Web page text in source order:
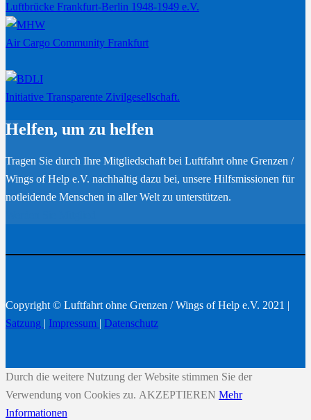
Luftbrücke Frankfurt-Berlin 1948-1949 e.V.
Air Cargo Community Frankfurt
Initiative Transparente Zivilgesellschaft.
Helfen, um zu helfen
Tragen Sie durch Ihre Mitgliedschaft bei Luftfahrt ohne Grenzen /
Wings of Help e.V. nachhaltig dazu bei, unsere Hilfsmissionen für
notleidende Menschen in aller Welt zu unterstützen.
Copyright © Luftfahrt ohne Grenzen / Wings of Help e.V. 2021 |
Satzung | Impressum | Datenschutz
Durch die weitere Nutzung der Website stimmen Sie der
Verwendung von Cookies zu. AKZEPTIEREN Mehr
Informationen